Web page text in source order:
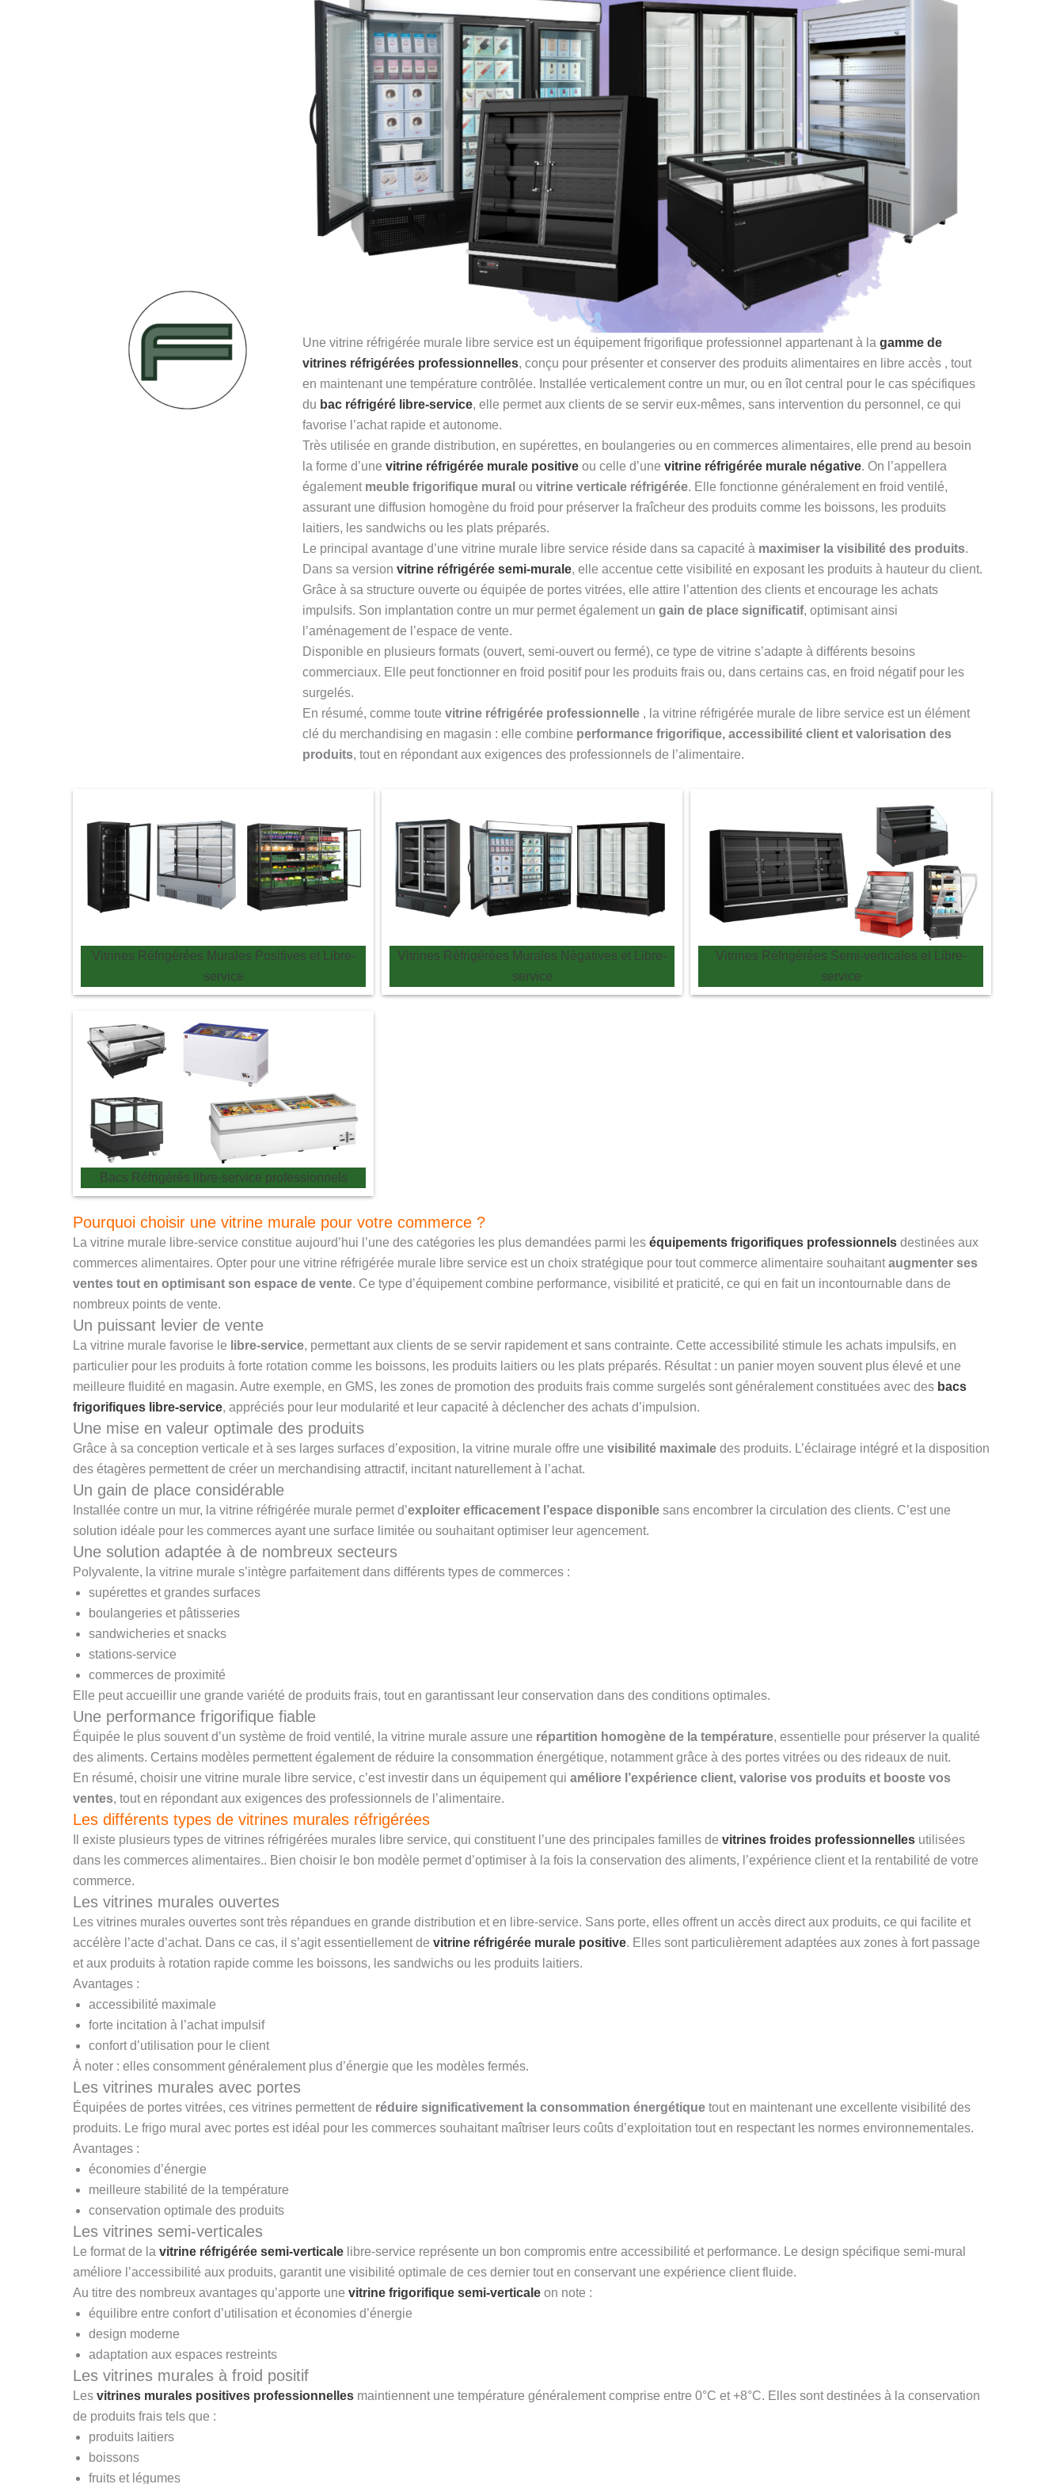
Une vitrine réfrigérée murale libre service est un équipement frigorifique professionnel appartenant à la gamme de
vitrines réfrigérées professionnelles, conçu pour présenter et conserver des produits alimentaires en libre accès , tout
en maintenant une température contrôlée. Installée verticalement contre un mur, ou en îlot central pour le cas spécifiques
du bac réfrigéré libre-service, elle permet aux clients de se servir eux-mêmes, sans intervention du personnel, ce qui
favorise l’achat rapide et autonome.
Très utilisée en grande distribution, en supérettes, en boulangeries ou en commerces alimentaires, elle prend au besoin
la forme d’une vitrine réfrigérée murale positive ou celle d’une vitrine réfrigérée murale négative. On l’appellera
également meuble frigorifique mural ou vitrine verticale réfrigérée. Elle fonctionne généralement en froid ventilé,
assurant une diffusion homogène du froid pour préserver la fraîcheur des produits comme les boissons, les produits
laitiers, les sandwichs ou les plats préparés.
Le principal avantage d’une vitrine murale libre service réside dans sa capacité à maximiser la visibilité des produits.
Dans sa version vitrine réfrigérée semi-murale, elle accentue cette visibilité en exposant les produits à hauteur du client.
Grâce à sa structure ouverte ou équipée de portes vitrées, elle attire l’attention des clients et encourage les achats
impulsifs. Son implantation contre un mur permet également un gain de place significatif, optimisant ainsi
l’aménagement de l’espace de vente.
Disponible en plusieurs formats (ouvert, semi-ouvert ou fermé), ce type de vitrine s’adapte à différents besoins
commerciaux. Elle peut fonctionner en froid positif pour les produits frais ou, dans certains cas, en froid négatif pour les
surgelés.
En résumé, comme toute vitrine réfrigérée professionnelle , la vitrine réfrigérée murale de libre service est un élément
clé du merchandising en magasin : elle combine performance frigorifique, accessibilité client et valorisation des
produits, tout en répondant aux exigences des professionnels de l’alimentaire.
Vitrines Réfrigérées Murales Positives et Libre-
service
Vitrines Réfrigérées Murales Négatives et Libre-
service
Vitrines Réfrigérées Semi-verticales et Libre-
service
Bacs Réfrigérés libre-service professionnels
Pourquoi choisir une vitrine murale pour votre commerce ?
La vitrine murale libre-service constitue aujourd’hui l’une des catégories les plus demandées parmi les équipements frigorifiques professionnels destinées aux
commerces alimentaires. Opter pour une vitrine réfrigérée murale libre service est un choix stratégique pour tout commerce alimentaire souhaitantaugmenter ses
ventes tout en optimisant son espace de vente. Ce type d’équipement combine performance, visibilité et praticité, ce qui en fait un incontournable dans de
nombreux points de vente.
Un puissant levier de vente
La vitrine murale favorise le libre-service, permettant aux clients de se servir rapidement et sans contrainte. Cette accessibilité stimule les achats impulsifs, en
particulier pour les produits à forte rotation comme les boissons, les produits laitiers ou les plats préparés. Résultat : un panier moyen souvent plus élevé et une
meilleure fluidité en magasin. Autre exemple, en GMS, les zones de promotion des produits frais comme surgelés sont généralement constituées avec des bacs
frigorifiques libre-service, appréciés pour leur modularité et leur capacité à déclencher des achats d’impulsion.
Une mise en valeur optimale des produits
Grâce à sa conception verticale et à ses larges surfaces d’exposition, la vitrine murale offre une visibilité maximale des produits. L’éclairage intégré et la disposition
des étagères permettent de créer un merchandising attractif, incitant naturellement à l’achat.
Un gain de place considérable
Installée contre un mur, la vitrine réfrigérée murale permet d’exploiter efficacement l’espace disponible sans encombrer la circulation des clients. C’est une
solution idéale pour les commerces ayant une surface limitée ou souhaitant optimiser leur agencement.
Une solution adaptée à de nombreux secteurs
Polyvalente, la vitrine murale s’intègre parfaitement dans différents types de commerces :
supérettes et grandes surfaces
boulangeries et pâtisseries
sandwicheries et snacks
stations-service
commerces de proximité
Elle peut accueillir une grande variété de produits frais, tout en garantissant leur conservation dans des conditions optimales.
Une performance frigorifique fiable
Équipée le plus souvent d’un système de froid ventilé, la vitrine murale assure une répartition homogène de la température, essentielle pour préserver la qualité
des aliments. Certains modèles permettent également de réduire la consommation énergétique, notamment grâce à des portes vitrées ou des rideaux de nuit.
En résumé, choisir une vitrine murale libre service, c’est investir dans un équipement qui améliore l’expérience client, valorise vos produits et booste vos
ventes, tout en répondant aux exigences des professionnels de l’alimentaire.
Les différents types de vitrines murales réfrigérées
Il existe plusieurs types de vitrines réfrigérées murales libre service, qui constituent l’une des principales familles de vitrines froides professionnelles utilisées
dans les commerces alimentaires.. Bien choisir le bon modèle permet d’optimiser à la fois la conservation des aliments, l’expérience client et la rentabilité de votre
commerce.
Les vitrines murales ouvertes
Les vitrines murales ouvertes sont très répandues en grande distribution et en libre-service. Sans porte, elles offrent un accès direct aux produits, ce qui facilite et
accélère l’acte d’achat. Dans ce cas, il s’agit essentiellement de vitrine réfrigérée murale positive. Elles sont particulièrement adaptées aux zones à fort passage
et aux produits à rotation rapide comme les boissons, les sandwichs ou les produits laitiers.
Avantages :
accessibilité maximale
forte incitation à l’achat impulsif
confort d’utilisation pour le client
À noter : elles consomment généralement plus d’énergie que les modèles fermés.
Les vitrines murales avec portes
Équipées de portes vitrées, ces vitrines permettent de réduire significativement la consommation énergétique tout en maintenant une excellente visibilité des
produits. Le frigo mural avec portes est idéal pour les commerces souhaitant maîtriser leurs coûts d’exploitation tout en respectant les normes environnementales.
Avantages :
économies d’énergie
meilleure stabilité de la température
conservation optimale des produits
Les vitrines semi-verticales
Le format de la vitrine réfrigérée semi-verticale libre-service représente un bon compromis entre accessibilité et performance. Le design spécifique semi-mural
améliore l’accessibilité aux produits, garantit une visibilité optimale de ces dernier tout en conservant une expérience client fluide.
Au titre des nombreux avantages qu’apporte une vitrine frigorifique semi-verticale on note :
équilibre entre confort d’utilisation et économies d’énergie
design moderne
adaptation aux espaces restreints
Les vitrines murales à froid positif
Les vitrines murales positives professionnelles maintiennent une température généralement comprise entre 0°C et +8°C. Elles sont destinées à la conservation
de produits frais tels que :
produits laitiers
boissons
fruits et légumes